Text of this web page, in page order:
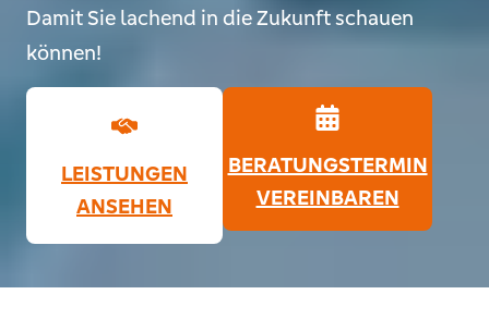
Damit Sie lachend in die Zukunft schauen
können!
LEISTUNGEN
ANSEHEN
BERATUNGSTERMIN
VEREINBAREN